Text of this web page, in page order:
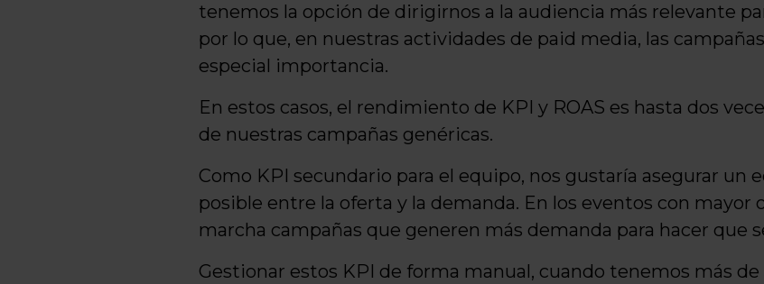
tenemos la opción de dirigirnos a la audiencia más relevante
por lo que, en nuestras actividades de paid media, las
especial importancia.
En estos casos, el rendimiento de KPI y ROAS es hasta dos
de nuestras campañas genéricas.
Como KPI secundario para el equipo, nos gustaría asegurar un
posible entre la oferta y la demanda. En los eventos con mayor
marcha campañas que generen más demanda para hacer que
Gestionar estos KPI de forma manual, cuando tenemos más